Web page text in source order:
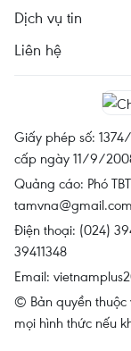
Dịch vụ tin
Liên hệ
Giấy phép số:
cấp ngày 11/9/
Quảng cáo: Phó
tamvna@gmail.com
Điện thoại: (024)
39411348
Email:
© Bản quyền thuộc
mọi hình thức nếu